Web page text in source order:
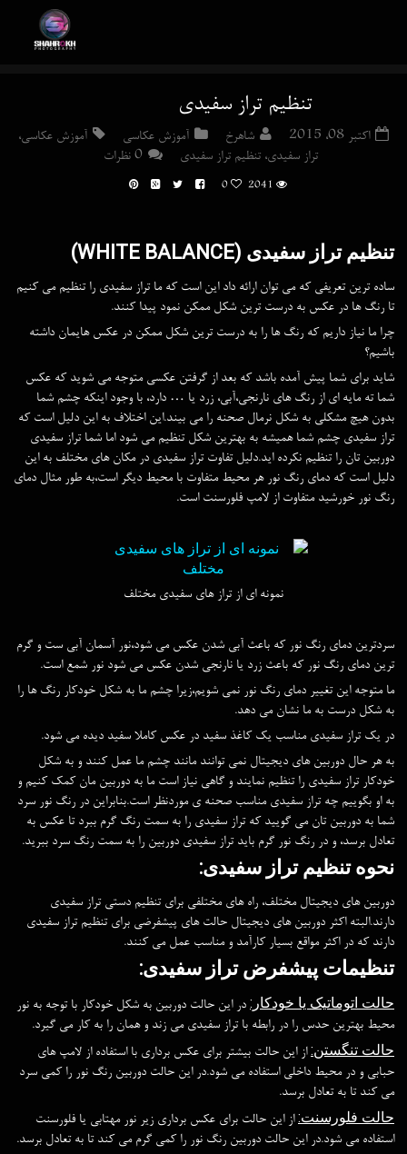
تنظیم تراز سفیدی
اکتبر 08, 2015 شاهرخ آموزش عکاسی آموزش عکاسی,
تراز سفیدی,تنظیم تراز سفیدی 0 نظرات
2041
0
تنظیم تراز سفیدی (WHITE BALANCE)
ساده ترین تعریفی که می توان ارائه داد این است که ما تراز سفیدی را تنظیم می کنیم
تا رنگ ها در عکس به درست ترین شکل ممکن نمود پیدا کنند.
چرا ما نیاز داریم که رنگ ها را به درست ترین شکل ممکن در عکس هایمان داشته
باشیم؟
شاید برای شما پیش آمده باشد که بعد از گرفتن عکسی متوجه می شوید که عکس
شما ته مایه ای از رنگ های نارنجی،آبی، زرد یا … دارد، با وجود اینکه چشم شما
بدون هیچ مشکلی به شکل نرمال صحنه را می بیند.این اختلاف به این دلیل است که
تراز سفیدی چشم شما همیشه به بهترین شکل تنظیم می شود اما شما تراز سفیدی
دوربین تان را تنظیم نکرده اید.دلیل تفاوت تراز سفیدی در مکان های مختلف به این
دلیل است که دمای رنگ نور هر محیط متفاوت با محیط دیگر است،به طور مثال دمای
رنگ نور خورشید متفاوت از لامپ فلورسنت است.
نمونه ای از تراز های سفیدی مختلف
سردترین دمای رنگ نور که باعث آبی شدن عکس می شود،نور آسمان آبی ست و گرم
ترین دمای رنگ نور که باعث زرد یا نارنجی شدن عکس می شود نور شمع است.
ما متوجه این تغییر دمای رنگ نور نمی شویم،زیرا چشم ما به شکل خودکار رنگ ها را
به شکل درست به ما نشان می دهد.
در یک تراز سفیدی مناسب یک کاغذ سفید در عکس کاملا سفید دیده می شود.
به هر حال دوربین های دیجیتال نمی توانند مانند چشم ما عمل کنند و به شکل
خودکار تراز سفیدی را تنظیم نمایند و گاهی نیاز است ما به دوربین مان کمک کنیم و
به او بگوییم چه تراز سفیدی مناسب صحنه ی موردنظر است.بنابراین در رنگ نور سرد
شما به دوربین تان می گویید که تراز سفیدی را به سمت رنگ گرم ببرد تا عکس به
تعادل برسد، و در رنگ نور گرم باید تراز سفیدی دوربین را به سمت رنگ سرد ببرید.
نحوه تنظیم تراز سفیدی:
دوربین های دیجیتال مختلف، راه های مختلفی برای تنظیم دستی تراز سفیدی
دارند.البته اکثر دوربین های دیجیتال حالت های پیشفرضی برای تنظیم تراز سفیدی
دارند که در اکثر مواقع بسیار کارآمد و مناسب عمل می کنند.
تنظیمات پیشفرض تراز سفیدی:
حالت اتوماتیک یا خودکار: در این حالت دوربین به شکل خودکار با توجه به نور
محیط بهترین حدس را در رابطه با تراز سفیدی می زند و همان را به کار می گیرد.
حالت تنگستن: از این حالت بیشتر برای عکس برداری با استفاده از لامپ های
حبابی و در محیط داخلی استفاده می شود.در این حالت دوربین رنگ نور را کمی سرد
می کند تا به تعادل برسد.
حالت فلورسنت: از این حالت برای عکس برداری زیر نور مهتابی یا فلورسنت
استفاده می شود.در این حالت دوربین رنگ نور را کمی گرم می کند تا به تعادل برسد.